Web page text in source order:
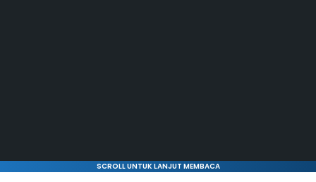
SCROLL UNTUK LANJUT MEMBACA